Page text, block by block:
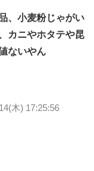
、小麦粉じゃがい
カニやホタテや昆
ないやん
木) 17:25:56